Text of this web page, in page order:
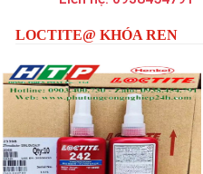
LOCTITE@ KHÓA REN